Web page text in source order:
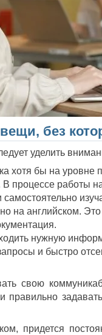
без
уделить
хотя бы на
В процессе работы
самостоятельно
на английском.
нужную
и быстро
свою
правильно
придется